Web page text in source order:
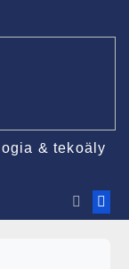
& tekoäly